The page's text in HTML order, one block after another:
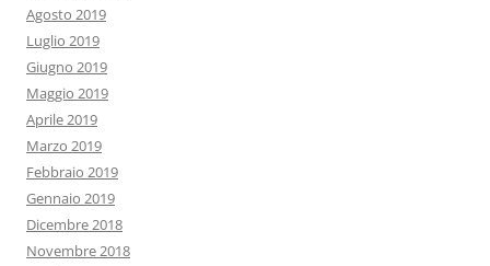
Agosto 2019
Luglio 2019
Giugno 2019
Maggio 2019
Aprile 2019
Marzo 2019
Febbraio 2019
Gennaio 2019
Dicembre 2018
Novembre 2018